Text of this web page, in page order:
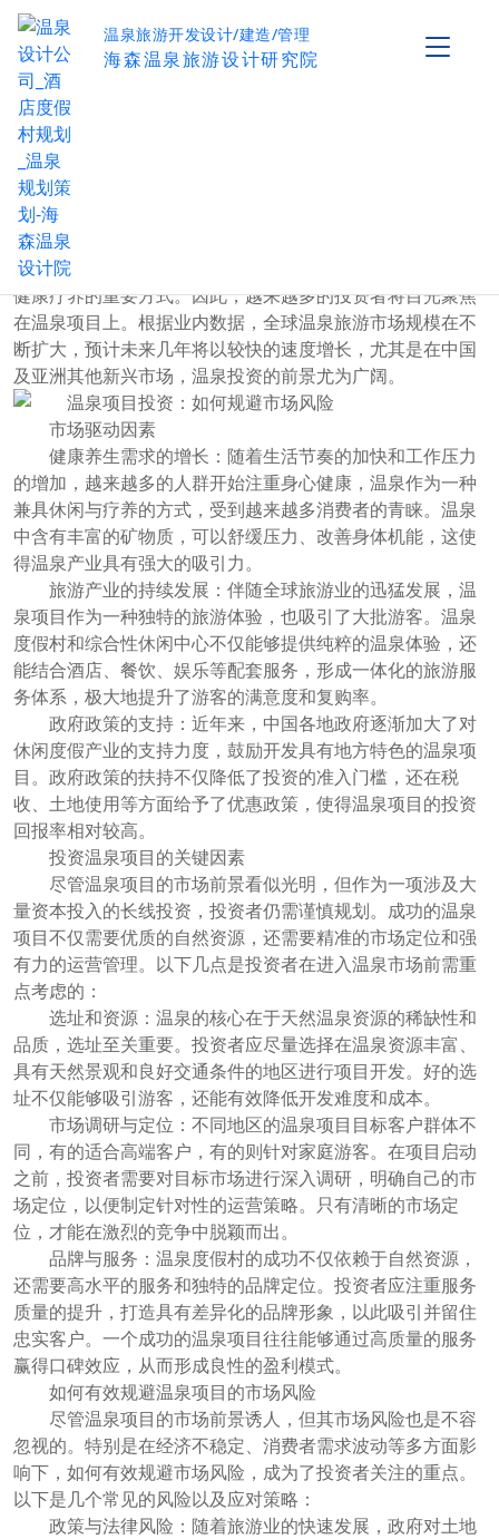
温泉旅游开发设计/建造/管理
海森温泉旅游设计研究院
温泉项目的市场前景与机遇
近年来，随着人们对健康、养生意识的提升，温泉旅游
行业的热度不断上升。温泉不仅是休闲娱乐的好去处，还是
健康疗养的重要方式。因此，越来越多的投资者将目光聚焦
在温泉项目上。根据业内数据，全球温泉旅游市场规模在不
断扩大，预计未来几年将以较快的速度增长，尤其是在中国
及亚洲其他新兴市场，温泉投资的前景尤为广阔。
市场驱动因素
健康养生需求的增长：随着生活节奏的加快和工作压力
的增加，越来越多的人群开始注重身心健康，温泉作为一种
兼具休闲与疗养的方式，受到越来越多消费者的青睐。温泉
中含有丰富的矿物质，可以舒缓压力、改善身体机能，这使
得温泉产业具有强大的吸引力。
旅游产业的持续发展：伴随全球旅游业的迅猛发展，温
泉项目作为一种独特的旅游体验，也吸引了大批游客。温泉
度假村和综合性休闲中心不仅能够提供纯粹的温泉体验，还
能结合酒店、餐饮、娱乐等配套服务，形成一体化的旅游服
务体系，极大地提升了游客的满意度和复购率。
政府政策的支持：近年来，中国各地政府逐渐加大了对
休闲度假产业的支持力度，鼓励开发具有地方特色的温泉项
目。政府政策的扶持不仅降低了投资的准入门槛，还在税
收、土地使用等方面给予了优惠政策，使得温泉项目的投资
回报率相对较高。
投资温泉项目的关键因素
尽管温泉项目的市场前景看似光明，但作为一项涉及大
量资本投入的长线投资，投资者仍需谨慎规划。成功的温泉
项目不仅需要优质的自然资源，还需要精准的市场定位和强
有力的运营管理。以下几点是投资者在进入温泉市场前需重
点考虑的：
选址和资源：温泉的核心在于天然温泉资源的稀缺性和
品质，选址至关重要。投资者应尽量选择在温泉资源丰富、
具有天然景观和良好交通条件的地区进行项目开发。好的选
址不仅能够吸引游客，还能有效降低开发难度和成本。
市场调研与定位：不同地区的温泉项目目标客户群体不
同，有的适合高端客户，有的则针对家庭游客。在项目启动
之前，投资者需要对目标市场进行深入调研，明确自己的市
场定位，以便制定针对性的运营策略。只有清晰的市场定
位，才能在激烈的竞争中脱颖而出。
品牌与服务：温泉度假村的成功不仅依赖于自然资源，
还需要高水平的服务和独特的品牌定位。投资者应注重服务
质量的提升，打造具有差异化的品牌形象，以此吸引并留住
忠实客户。一个成功的温泉项目往往能够通过高质量的服务
赢得口碑效应，从而形成良性的盈利模式。
如何有效规避温泉项目的市场风险
尽管温泉项目的市场前景诱人，但其市场风险也是不容
忽视的。特别是在经济不稳定、消费者需求波动等多方面影
响下，如何有效规避市场风险，成为了投资者关注的重点。
以下是几个常见的风险以及应对策略：
政策与法律风险：随着旅游业的快速发展，政府对土地